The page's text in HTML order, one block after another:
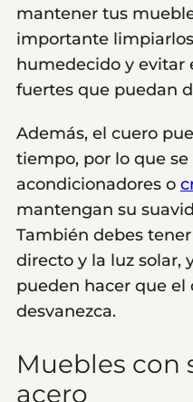
mantener tus
importante
humedecido y evitar
fuertes que puedan
Además, el cuero
tiempo, por lo que
acondicionadores o
mantengan su
También debes
directo y la luz solar,
pueden hacer que el
desvanezca.
Muebles con
acero